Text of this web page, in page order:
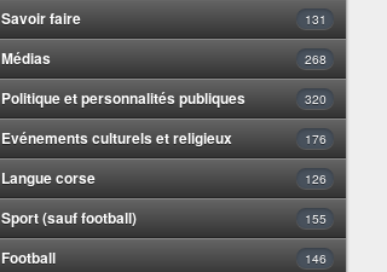
Savoir faire 131
Médias 268
Politique et personnalités publiques 320
Evénements culturels et religieux 176
Langue corse 126
Sport (sauf football) 155
Football 146